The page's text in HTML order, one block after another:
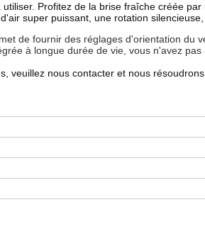
Profitez de la brise fraîche créée
super puissant, une rotation
de fournir des réglages d'orientation
à longue durée de vie, vous n'avez
veuillez nous contacter et nous